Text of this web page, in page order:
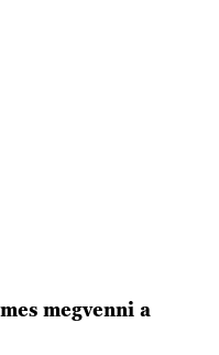
megvenni a